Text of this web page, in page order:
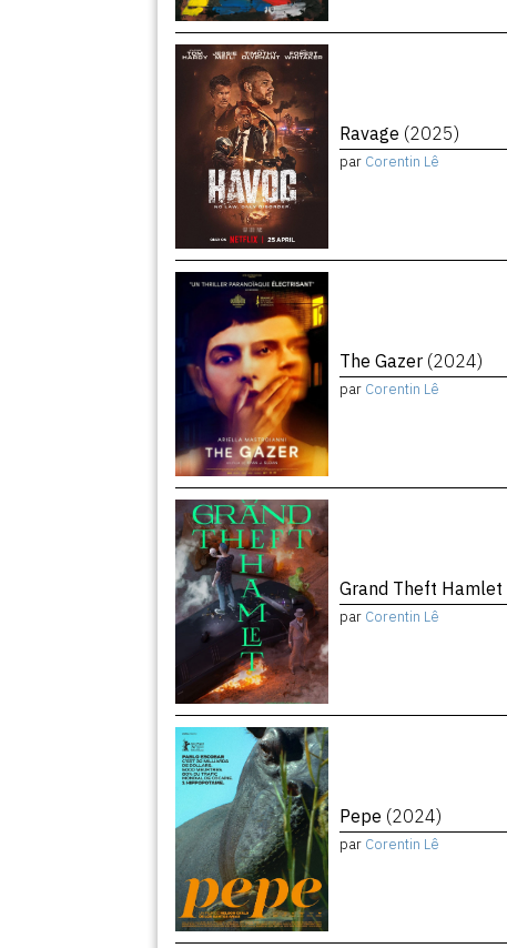
Ravage (2025)
par Corentin Lê
The Gazer (2024)
par Corentin Lê
Grand Theft Hamlet
par Corentin Lê
Pepe (2024)
par Corentin Lê